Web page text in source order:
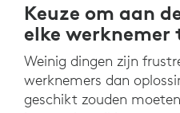
Keuze om aan
elke werknemer
Weinig dingen zijn
werknemers dan
geschikt zouden